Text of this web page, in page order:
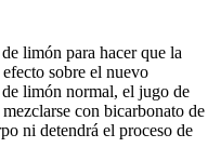
limón para hacer que la
sobre el nuevo
limón normal, el jugo de
con bicarbonato de
ni detendrá el proceso de